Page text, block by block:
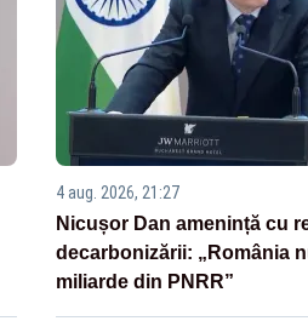
4 aug. 2026, 21:27
Nicușor Dan amenință cu
decarbonizării: „România
miliarde din PNRR”